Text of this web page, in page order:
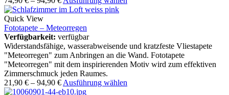
Quick View
Fototapete – Meteorregen
Verfügbarkeit: verfügbar
Widerstandsfähige, wasserabweisende und kratzfeste Vliestapete
"Meteorregen" zum Anbringen an die Wand. Fototapete
"Meteorregen" mit dem inspirierenden Motiv wird zum effektiven
Zimmerschmuck jeden Raumes.
21,90 € – 94,90 € Ausführung wählen